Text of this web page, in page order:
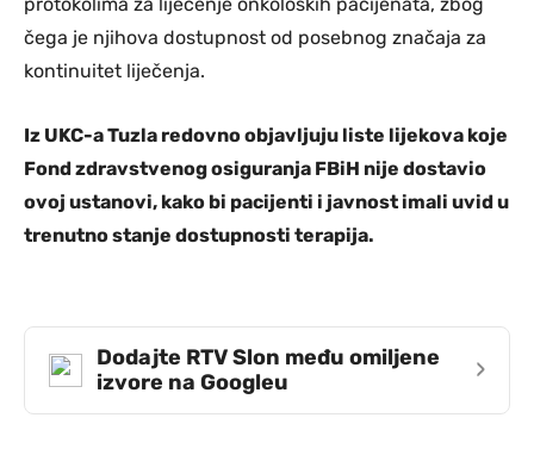
čega je njihova dostupnost od posebnog značaja za
kontinuitet liječenja.
Iz UKC-a Tuzla redovno objavljuju liste lijekova koje
Fond zdravstvenog osiguranja FBiH nije dostavio
ovoj ustanovi, kako bi pacijenti i javnost imali uvid u
trenutno stanje dostupnosti terapija.
Dodajte RTV Slon među omiljene
izvore na Googleu
›